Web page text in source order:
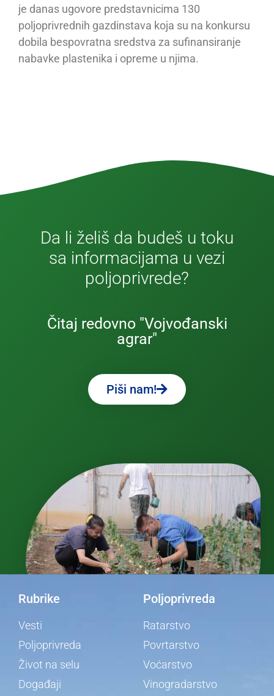
je danas ugovore predstavnicima 130
poljoprivrednih gazdinstava koja su na konkursu
dobila bespovratna sredstva za sufinansiranje
nabavke plastenika i opreme u njima.
Da li želiš da budeš u toku
sa informacijama u vezi
poljoprivrede?
Čitaj redovno "Vojvođanski
agrar"
Piši nam!
Rubrike
Vesti
Poljoprivreda
Život na selu
Događaji
Poljoprivreda
Ratarstvo
Povrtarstvo
Voćarstvo
Vinogradarstvo